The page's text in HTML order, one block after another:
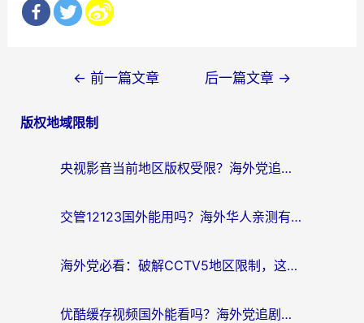
导
← 前一篇文章 后一篇文章 →
版权地域限制
央视影音当前地区版权受限？海外党追剧看片的终极解决方案来了
交管12123国外能用吗？海外华人亲测有效的回国加速器选择指南
海外党必看：破解CCTV5地区限制，这样看欧洲杯奥运直播才够爽！
优酷缓存视频国外能看吗？海外党追剧看片的终极解决方案来了